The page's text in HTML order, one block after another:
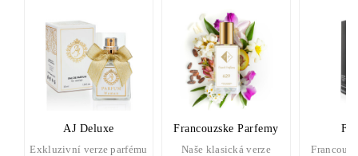
AJ Deluxe
Exkluzivní verze parfému
Francouzske Parfemy
Naše klasická verze
FP